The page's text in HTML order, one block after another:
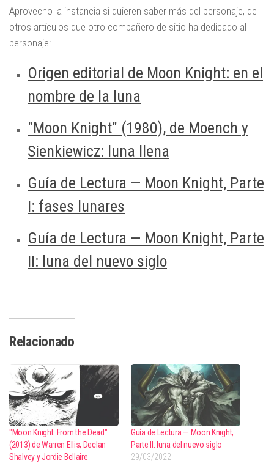
Aprovecho la instancia si quieren saber más del personaje, de
otros artículos que otro compañero de sitio ha dedicado al
personaje:
Origen editorial de Moon Knight: en el
nombre de la luna
"Moon Knight" (1980), de Moench y
Sienkiewicz: luna llena
Guía de Lectura — Moon Knight, Parte
I: fases lunares
Guía de Lectura — Moon Knight, Parte
II: luna del nuevo siglo
Relacionado
"Moon Knight: From the Dead"
(2013) de Warren Ellis, Declan
Shalvey y Jordie Bellaire
Guía de Lectura — Moon Knight,
Parte II: luna del nuevo siglo
29/03/2022